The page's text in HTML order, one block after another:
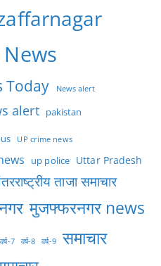
Today News alert
alert pakistan
UP crime news
up police Uttar Pradesh
ताजा समाचार
मुजफ्फरनगर news
वर्ष-7 वर्ष-8 वर्ष-9 समाचार